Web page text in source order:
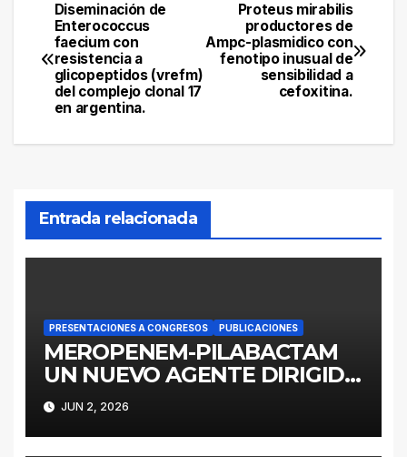
Navegación
de
entradas
Proteus mirabilis
productores de
Ampc-plasmidico con
fenotipo inusual de
sensibilidad a
cefoxitina.
Diseminación de
Enterococcus
faecium con
resistencia a
glicopeptidos (vrefm)
del complejo clonal 17
en argentina.
Entrada relacionada
PRESENTACIONES A CONGRESOS PUBLICACIONES
MEROPENEM-PILABACTAM
UN NUEVO AGENTE DIRIGIDO
A ENTEROBACTERALES
PRODUCTORES DE
SERINOCARBAPENEMASAS
JUN 2, 2026